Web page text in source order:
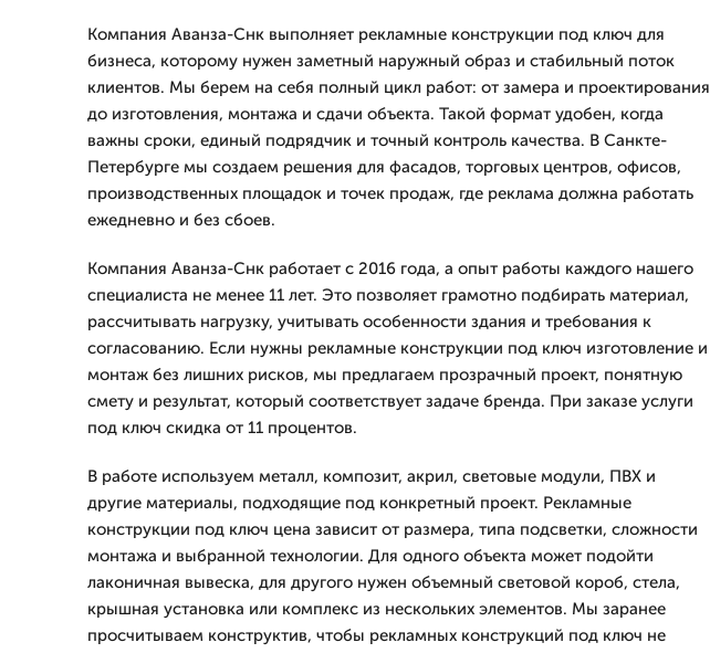
Компания Аванза-Снк выполняет рекламные конструкции под ключ для
бизнеса, которому нужен заметный наружный образ и стабильный поток
клиентов. Мы берем на себя полный цикл работ: от замера и проектирования
до изготовления, монтажа и сдачи объекта. Такой формат удобен, когда
важны сроки, единый подрядчик и точный контроль качества. В Санкте-
Петербурге мы создаем решения для фасадов, торговых центров, офисов,
производственных площадок и точек продаж, где реклама должна работать
ежедневно и без сбоев.
Компания Аванза-Снк работает с 2016 года, а опыт работы каждого нашего
специалиста не менее 11 лет. Это позволяет грамотно подбирать материал,
рассчитывать нагрузку, учитывать особенности здания и требования к
согласованию. Если нужны рекламные конструкции под ключ изготовление и
монтаж без лишних рисков, мы предлагаем прозрачный проект, понятную
смету и результат, который соответствует задаче бренда. При заказе услуги
под ключ скидка от 11 процентов.
В работе используем металл, композит, акрил, световые модули, ПВХ и
другие материалы, подходящие под конкретный проект. Рекламные
конструкции под ключ цена зависит от размера, типа подсветки, сложности
монтажа и выбранной технологии. Для одного объекта может подойти
лаконичная вывеска, для другого нужен объемный световой короб, стела,
крышная установка или комплекс из нескольких элементов. Мы заранее
просчитываем конструктив, чтобы рекламных конструкций под ключ не